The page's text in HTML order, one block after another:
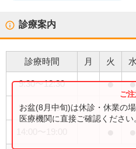
診療案内
診療時間 月 火 水
9:30〜12:30 ● ●
9:30〜18:00
お盆(8月中旬)は休診・休業の
医療機関に直接ご確認ください